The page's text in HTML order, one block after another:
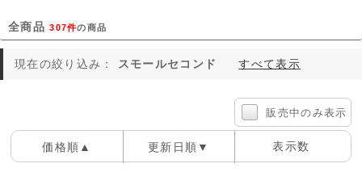
買いたい 売りたい
サポート マイページ
価格ダウン
価格の交渉
全商品307件の商品
現在の絞り込み： スモールセコンド すべて表示
販売中のみ表示
価格順▲ 更新日順▼ 表示数